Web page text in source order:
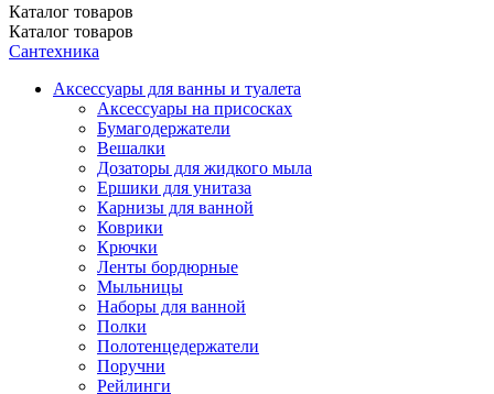
Каталог товаров
Каталог товаров
Сантехника
Аксессуары для ванны и туалета
Аксессуары на присосках
Бумагодержатели
Вешалки
Дозаторы для жидкого мыла
Ершики для унитаза
Карнизы для ванной
Коврики
Крючки
Ленты бордюрные
Мыльницы
Наборы для ванной
Полки
Полотенцедержатели
Поручни
Рейлинги